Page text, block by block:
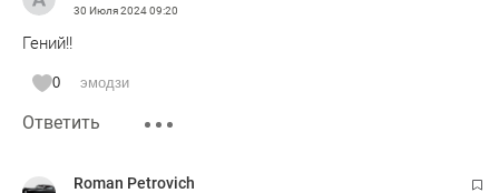
30 Июля 202409:20
Гений!!
0 эмодзи
Ответить
Roman Petrovich